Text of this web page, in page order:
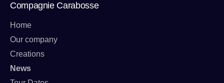
Compagnie Carabosse
Home
Our company
Creations
News